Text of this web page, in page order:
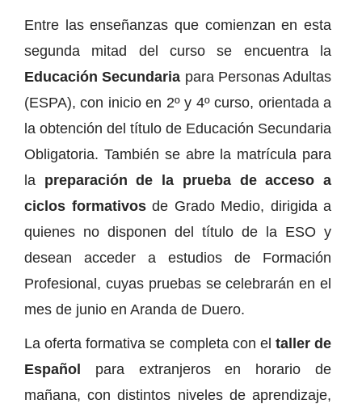
Entre las enseñanzas que comienzan en esta
segunda mitad del curso se encuentra la
Educación Secundaria para Personas Adultas
(ESPA), con inicio en 2º y 4º curso, orientada a
la obtención del título de Educación Secundaria
Obligatoria. También se abre la matrícula para
la preparación de la prueba de acceso a
ciclos formativosde Grado Medio, dirigida a
quienes no disponen del título de la ESO y
desean acceder a estudios de Formación
Profesional, cuyas pruebas se celebrarán en el
mes de junio en Aranda de Duero.
La oferta formativa se completa con el taller de
Español para extranjeros en horario de
mañana, con distintos niveles de aprendizaje,